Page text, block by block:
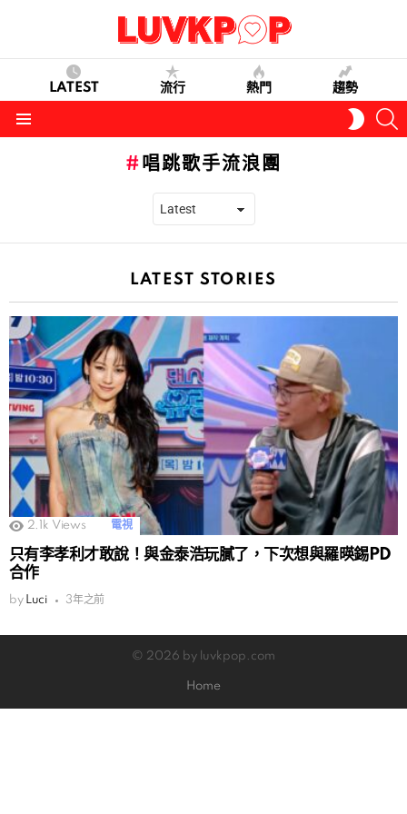
LATEST 流行 熱門 趨勢
SKIN
唱跳歌手流浪團
LATEST STORIES
2.1k Views 電視
只有李孝利才敢說！與金泰浩玩膩了，下次想與羅暎錫PD
合作
by Luci 3年之前
© 2026 by luvkpop.com
Home